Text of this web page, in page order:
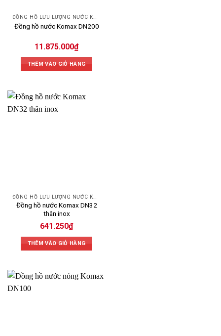
ĐỒNG HỒ LƯU LƯỢNG NƯỚC KOMAX
Đồng hồ nước Komax DN200
11.875.000₫
THÊM VÀO GIỎ HÀNG
Đồng hồ nước Komax DN32
thân inox
641.250₫
THÊM VÀO GIỎ HÀNG